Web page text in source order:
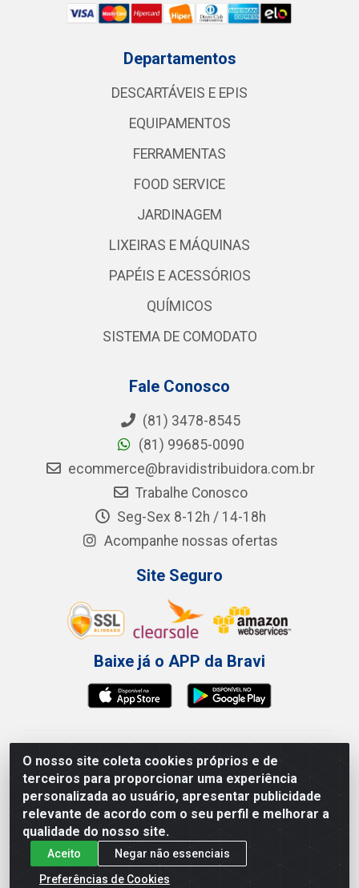
O nosso site coleta cookies próprios e de
terceiros para proporcionar uma experiência
personalizada ao usuário, apresentar publicidade
relevante de acordo com o seu perfil e melhorar a
qualidade do nosso site.
Aceito
Negar não essenciais
Preferências de Cookies
Departamentos
DESCARTÁVEIS E EPIS
EQUIPAMENTOS
FERRAMENTAS
FOOD SERVICE
JARDINAGEM
LIXEIRAS E MÁQUINAS
PAPÉIS E ACESSÓRIOS
QUÍMICOS
SISTEMA DE COMODATO
Fale Conosco
(81) 3478-8545
(81) 99685-0090
ecommerce@bravidistribuidora.com.br
Trabalhe Conosco
Seg-Sex 8-12h / 14-18h
Acompanhe nossas ofertas
Site Seguro
Baixe já o APP da Bravi
Bravi Consumíveis de Higiene e Descartáveis EIRELI -
CNPJ 19.457.137/0001-06
Av. Sul Gov. Cid Sampaio, 3125 - Galpão 000A -
Imbiribeira - Recife/PE - CEP 51.150-010